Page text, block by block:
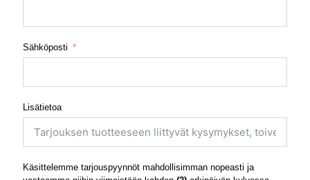
Sähköposti
Lisätietoa
Käsittelemme tarjouspyynnöt mahdollisimman nopeasti ja